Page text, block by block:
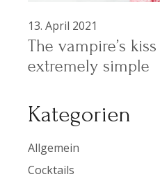
13. April 2021
The vampire’s
extremely simple
Kategorien
Allgemein
Cocktails